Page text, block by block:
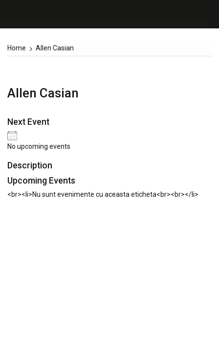
Home Allen Casian
Allen Casian
Next Event
No upcoming events
Description
Upcoming Events
<br><li>Nu sunt evenimente cu aceasta eticheta<br><br></li>